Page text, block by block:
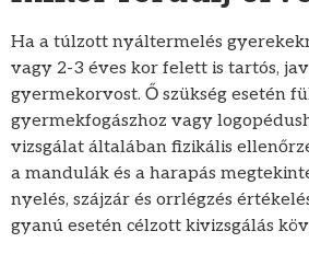
Ha a túlzott nyáltermelés
vagy 2-3 éves kor felett is tartós,
gyermekorvost. Ő szükség esetén
gyermekfogászhoz vagy
vizsgálat általában fizikális
a mandulák és a harapás
nyelés, szájzár és orrlégzés
gyanú esetén célzott kivizsgálás